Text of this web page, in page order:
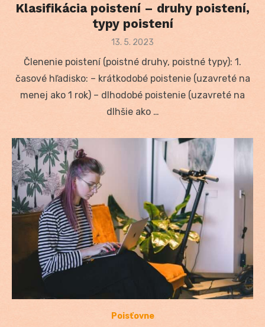
Klasifikácia poistení – druhy poistení,
typy poistení
Posted
13. 5. 2023
Členenie poistení (poistné druhy, poistné typy): 1.
časové hľadisko: – krátkodobé poistenie (uzavreté na
menej ako 1 rok) – dlhodobé poistenie (uzavreté na
dlhšie ako …
Poisťovne